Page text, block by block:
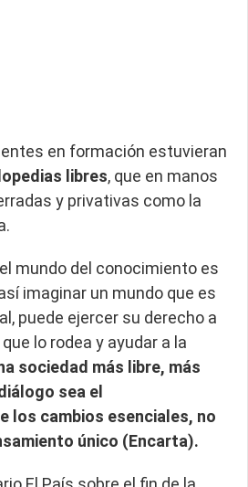
en formación estuvieran
libres, que en manos
y privativas como la
mundo del conocimiento es
imaginar un mundo que es
puede ejercer su derecho a
lo rodea y ayudar a la
sociedad más libre, más
sea el
los cambios esenciales, no
único (Encarta).